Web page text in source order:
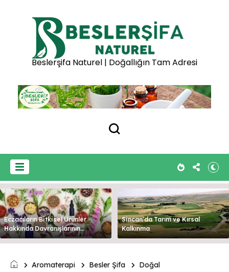
Beslerşifa Naturel | Doğallığın Tam Adresi
Eczacıların Bitkisel Ürünler
Hakkında Davranışlarının
Değerlendirilmesi
Sincan'da Tarım ve Kırsal
Kalkınma
Aromaterapi Besler Şifa Doğal